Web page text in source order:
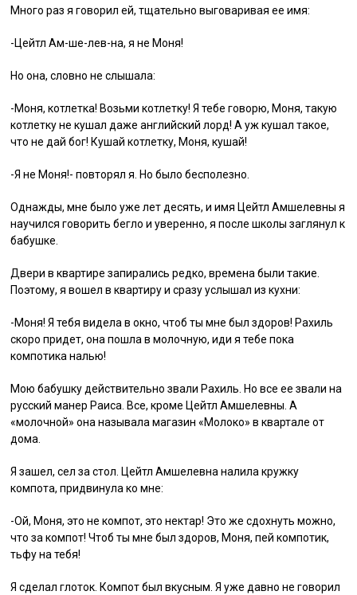
Много раз я говорил ей, тщательно выговаривая ее имя:
-Цейтл Ам-ше-лев-на, я не Моня!
Но она, словно не слышала:
-Моня, котлетка! Возьми котлетку! Я тебе говорю, Моня, такую
котлетку не кушал даже английский лорд! А уж кушал такое,
что не дай бог! Кушай котлетку, Моня, кушай!
-Я не Моня!- повторял я. Но было бесполезно.
Однажды, мне было уже лет десять, и имя Цейтл Амшелевны я
научился говорить бегло и уверенно, я после школы заглянул к
бабушке.
Двери в квартире запирались редко, времена были такие.
Поэтому, я вошел в квартиру и сразу услышал из кухни:
-Моня! Я тебя видела в окно, чтоб ты мне был здоров! Рахиль
скоро придет, она пошла в молочную, иди я тебе пока
компотика налью!
Мою бабушку действительно звали Рахиль. Но все ее звали на
русский манер Раиса. Все, кроме Цейтл Амшелевны. А
«молочной» она называла магазин «Молоко» в квартале от
дома.
Я зашел, сел за стол. Цейтл Амшелевна налила кружку
компота, придвинула ко мне:
-Ой, Моня, это не компот, это нектар! Это же сдохнуть можно,
что за компот! Чтоб ты мне был здоров, Моня, пей компотик,
тьфу на тебя!
Я сделал глоток. Компот был вкусным. Я уже давно не говорил